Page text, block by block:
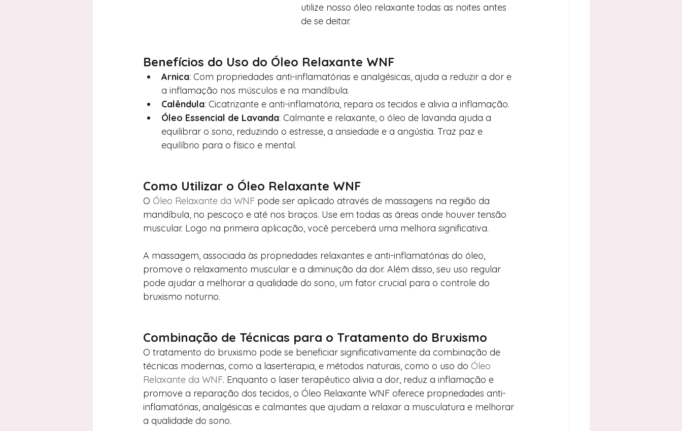
utilize nosso óleo relaxante todas as noites antes
de se deitar.
Benefícios do Uso do Óleo Relaxante WNF
Arnica: Com propriedades anti-inflamatórias e analgésicas, ajuda a reduzir a dor e
a inflamação nos músculos e na mandíbula.
Calêndula: Cicatrizante e anti-inflamatória, repara os tecidos e alivia a inflamação.
Óleo Essencial de Lavanda: Calmante e relaxante, o óleo de lavanda ajuda a
equilibrar o sono, reduzindo o estresse, a ansiedade e a angústia. Traz paz e
equilíbrio para o físico e mental.
Como Utilizar o Óleo Relaxante WNF
O Óleo Relaxante da WNF pode ser aplicado através de massagens na região da
mandíbula, no pescoço e até nos braços. Use em todas as áreas onde houver tensão
muscular. Logo na primeira aplicação, você perceberá uma melhora significativa.
A massagem, associada às propriedades relaxantes e anti-inflamatórias do óleo,
promove o relaxamento muscular e a diminuição da dor. Além disso, seu uso regular
pode ajudar a melhorar a qualidade do sono, um fator crucial para o controle do
bruxismo noturno.
Combinação de Técnicas para o Tratamento do Bruxismo
O tratamento do bruxismo pode se beneficiar significativamente da combinação de
técnicas modernas, como a laserterapia, e métodos naturais, como o uso do Óleo
Relaxante da WNF. Enquanto o laser terapêutico alivia a dor, reduz a inflamação e
promove a reparação dos tecidos, o Óleo Relaxante WNF oferece propriedades anti-
inflamatórias, analgésicas e calmantes que ajudam a relaxar a musculatura e melhorar
a qualidade do sono.